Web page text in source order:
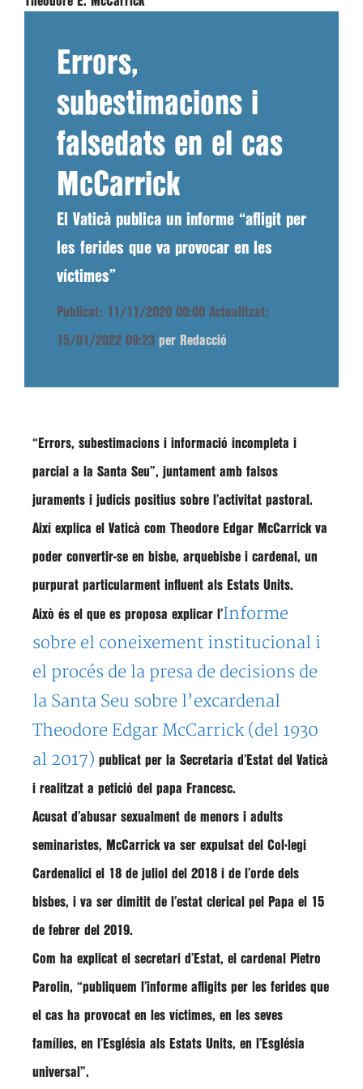
Errors,
subestimacions i
falsedats en el cas
McCarrick
El Vaticà publica un informe “afligit per
les ferides que va provocar en les
víctimes”
Publicat: 11/11/2020 00:00 Actualitzat:
15/01/2022 09:23 per Redacció
“ Errors, subestimacions i informació incompleta i
parcial a la Santa Seu”, juntament amb falsos
juraments i judicis positius sobre l’activitat pastoral.
Així explica el Vaticà com Theodore Edgar McCarrick va
poder convertir-se en bisbe, arquebisbe i cardenal , un
purpurat particularment influent als Estats Units.
Això és el que es proposa explicar l’Informe
sobre el coneixement institucional i
el procés de la presa de decisions de
la Santa Seu sobre l’excardenal
Theodore Edgar McCarrick (del 1930
al 2017) publicat per la Secretaria d’Estat del Vaticà
i realitzat a petició del papa Francesc.
Acusat d’abusar sexualment de menors i adults
seminaristes, McCarrick va ser expulsat del Col·legi
Cardenalici el 18 de juliol del 2018 i de l’orde dels
bisbes, i va ser dimitit de l’estat clerical pel Papa el 15
de febrer del 2019.
Com ha explicat el secretari d’Estat, el cardenal Pietro
Parolin, “publiquem l’informe afligits per les ferides que
el cas ha provocat en les víctimes, en les seves
famílies, en l’Església als Estats Units, en l’Església
universal”.